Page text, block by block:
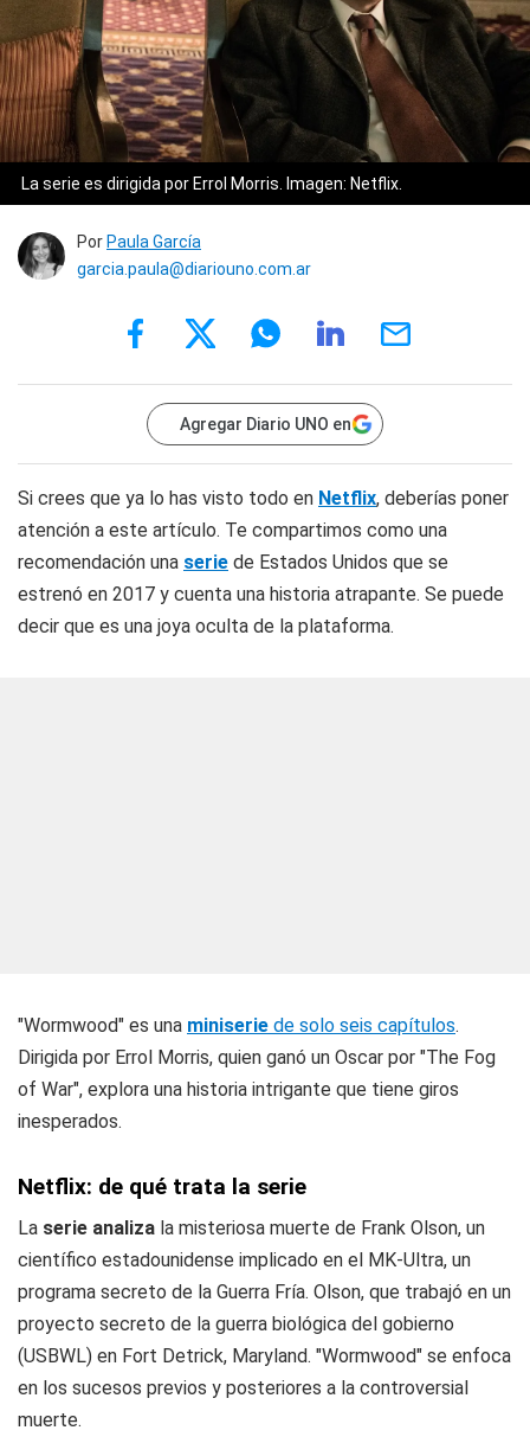
La serie es dirigida por Errol Morris. Imagen: Netflix.
Por Paula García
garcia.paula@diariouno.com.ar
Agregar Diario UNO en
Si crees que ya lo has visto todo en Netflix, deberías poner
atención a este artículo. Te compartimos como una
recomendación una serie de Estados Unidos que se
estrenó en 2017 y cuenta una historia atrapante. Se puede
decir que es una joya oculta de la plataforma.
"Wormwood" es una miniserie de solo seis capítulos.
Dirigida por Errol Morris, quien ganó un Oscar por "The Fog
of War", explora una historia intrigante que tiene giros
inesperados.
Netflix: de qué trata la serie
La serie analiza la misteriosa muerte de Frank Olson, un
científico estadounidense implicado en el MK-Ultra, un
programa secreto de la Guerra Fría. Olson, que trabajó en un
proyecto secreto de la guerra biológica del gobierno
(USBWL) en Fort Detrick, Maryland. "Wormwood" se enfoca
en los sucesos previos y posteriores a la controversial
muerte.